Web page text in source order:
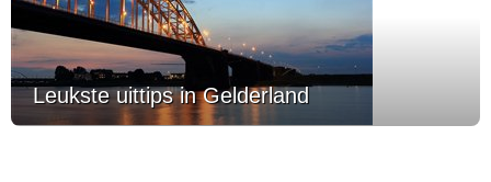
Leukste uittips in Gelderland